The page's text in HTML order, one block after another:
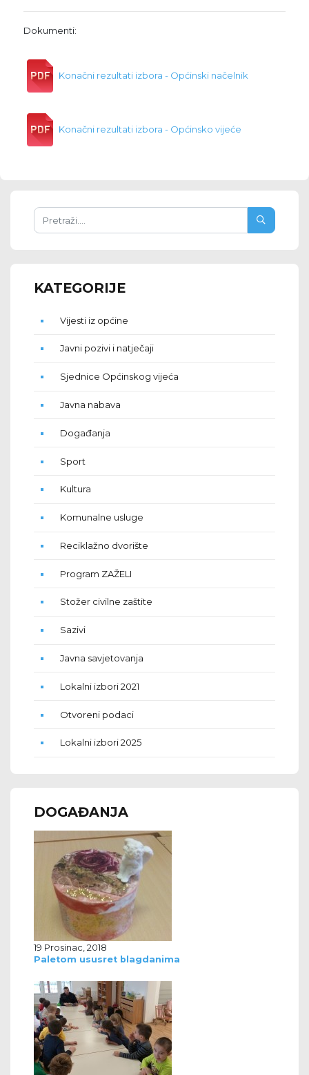
Dokumenti:
Konačni rezultati izbora - Općinski načelnik
Konačni rezultati izbora - Općinsko vijeće
KATEGORIJE
Vijesti iz općine
Javni pozivi i natječaji
Sjednice Općinskog vijeća
Javna nabava
Događanja
Sport
Kultura
Komunalne usluge
Reciklažno dvorište
Program ZAŽELI
Stožer civilne zaštite
Sazivi
Javna savjetovanja
Lokalni izbori 2021
Otvoreni podaci
Lokalni izbori 2025
DOGAĐANJA
19 Prosinac, 2018
Paletom ususret blagdanima